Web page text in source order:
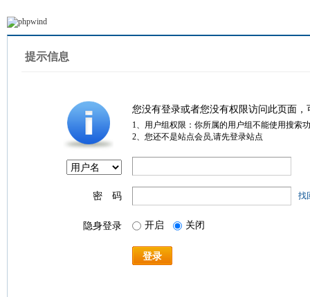
提示信息
您没有登录或者您没有权限访问此页面
1、用户组权限：你所属的用户组不能使用搜索
2、您还不是站点会员,请先登录站点
密 码 找
隐身登录 开启 关闭
登录